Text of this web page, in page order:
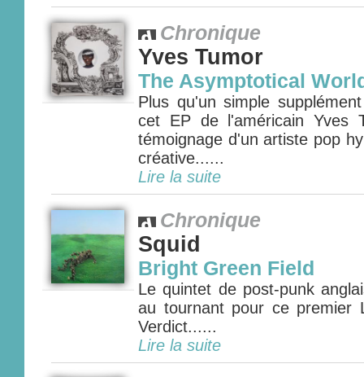
Chronique
Yves Tumor
The Asymptotical
Plus qu'un simple
cet EP de l'américain Yves
témoignage d'un artiste pop
créative......
Lire la suite
Chronique
Squid
Bright Green Field
Le quintet de post-punk
au tournant pour ce premier
Verdict......
Lire la suite